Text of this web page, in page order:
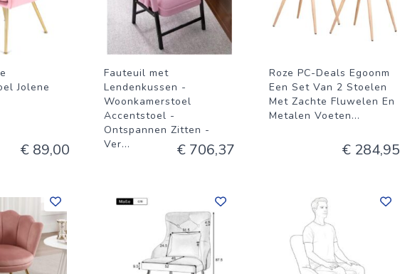
Jolene
€ 89,00
Fauteuil met
Lendenkussen -
Woonkamerstoel
Accentstoel -
Ontspannen Zitten -
Ver... € 706,37
Roze PC-Deals Egoonm
Een Set Van 2 Stoelen
Met Zachte Fluwelen En
Metalen Voeten...
€ 284,95